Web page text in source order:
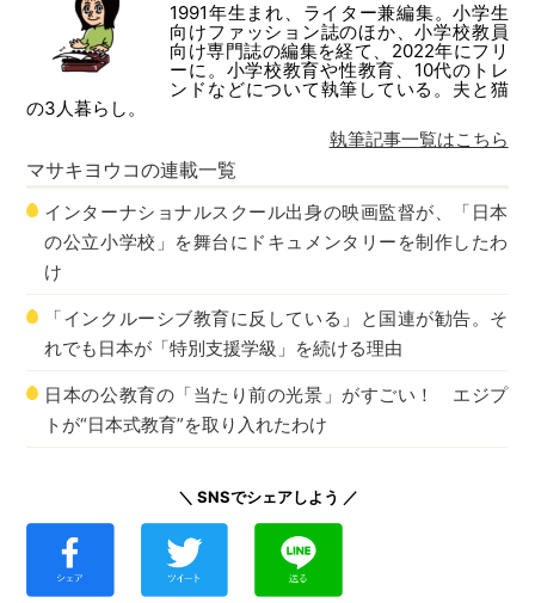
1991年生まれ、ライター兼編集。小学生
向けファッション誌のほか、小学校教員
向け専門誌の編集を経て、2022年にフリ
ーに。小学校教育や性教育、10代のトレ
ンドなどについて執筆している。夫と猫
の3人暮らし。
執筆記事一覧はこちら
マサキヨウコの連載一覧
インターナショナルスクール出身の映画監督が、「日本
の公立小学校」を舞台にドキュメンタリーを制作したわ
け
「インクルーシブ教育に反している」と国連が勧告。そ
れでも日本が「特別支援学級」を続ける理由
日本の公教育の「当たり前の光景」がすごい！ エジプ
トが“日本式教育”を取り入れたわけ
＼ SNSでシェアしよう ／